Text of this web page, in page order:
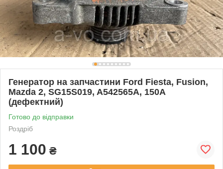
Генератор на запчастини Ford Fiesta, Fusion,
Mazda 2, SG15S019, A542565A, 150A
(дефектний)
Готово до відправки
Роздріб
1 100 ₴